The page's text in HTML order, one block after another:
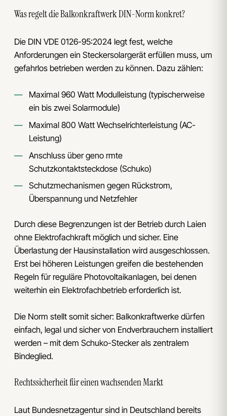
Was regelt die Balkonkraftwerk DIN-Norm konkret?
Die DIN VDE 0126-95:2024 legt fest, welche
Anforderungen ein Steckersolargerät erfüllen muss, um
gefahrlos betrieben werden zu können. Dazu zählen:
Maximal 960 Watt Modulleistung (typischerweise
ein bis zwei Solarmodule)
Maximal 800 Watt Wechselrichterleistung (AC-
Leistung)
Anschluss über geno rmte
Schutzkontaktsteckdose (Schuko)
Schutzmechanismen gegen Rückstrom,
Überspannung und Netzfehler
Durch diese Begrenzungen ist der Betrieb durch Laien
ohne Elektrofachkraft möglich und sicher. Eine
Überlastung der Hausinstallation wird ausgeschlossen.
Erst bei höheren Leistungen greifen die bestehenden
Regeln für reguläre Photovoltaikanlagen, bei denen
weiterhin ein Elektrofachbetrieb erforderlich ist.
Die Norm stellt somit sicher: Balkonkraftwerke dürfen
einfach, legal und sicher von Endverbrauchern installiert
werden – mit dem Schuko-Stecker als zentralem
Bindeglied.
Rechtssicherheit für einen wachsenden Markt
Laut Bundesnetzagentur sind in Deutschland bereits